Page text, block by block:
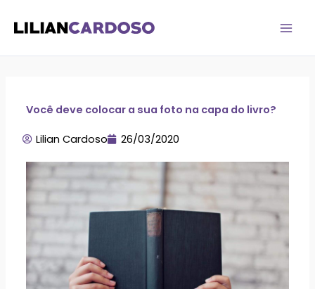
para
conteúdo
Você deve colocar a sua foto na capa do livro?
Lilian Cardoso 26/03/2020